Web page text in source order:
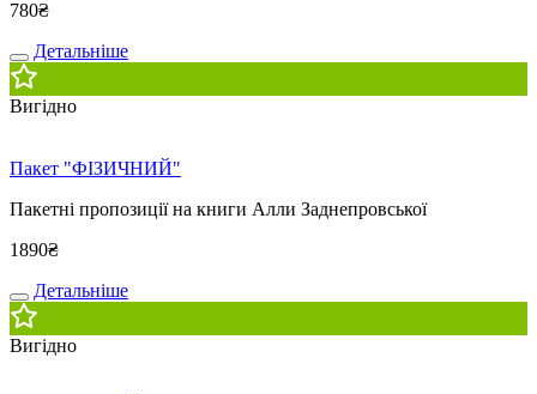
780₴
Детальніше
Вигідно
Пакет "ФІЗИЧНИЙ"
Пакетні пропозиції на книги Алли Заднепровської
1890₴
Детальніше
Вигідно